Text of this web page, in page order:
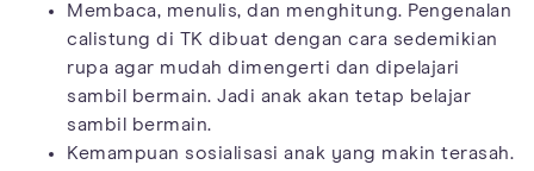
Membaca, menulis, dan menghitung. Pengenalan
calistung di TK dibuat dengan cara sedemikian
rupa agar mudah dimengerti dan dipelajari
sambil bermain. Jadi anak akan tetap belajar
sambil bermain.
Kemampuan sosialisasi anak yang makin terasah.